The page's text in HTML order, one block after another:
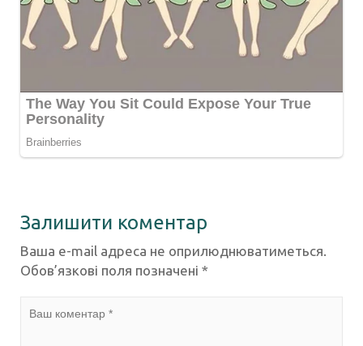
Залишити коментар
Ваша e-mail адреса не оприлюднюватиметься.
Обов’язкові поля позначені *